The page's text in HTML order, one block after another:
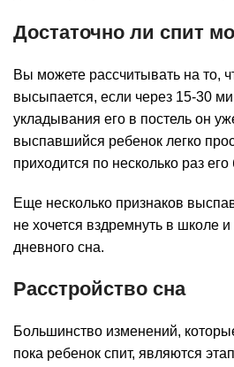
Достаточно ли спит
Вы можете рассчитывать на то,
высыпается, если через 15-30
укладывания его в постель он
выспавшийся ребенок легко
приходится по несколько раз его
Еще несколько признаков
не хочется вздремнуть в школе и
дневного сна.
Расстройство сна
Большинство изменений,
пока ребенок спит, являются